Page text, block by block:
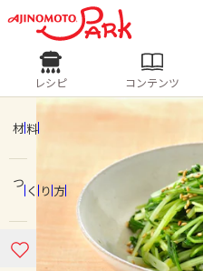
ログインするとレ
ホーム
コンテンツ
レシピ
人気の食材・レシピ
きゅうり なす
ピーマン
みょうが
レシピ コンテンツ
材料
つくり方